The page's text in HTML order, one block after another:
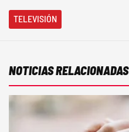
TELEVISIÓN
NOTICIAS RELACIONADAS